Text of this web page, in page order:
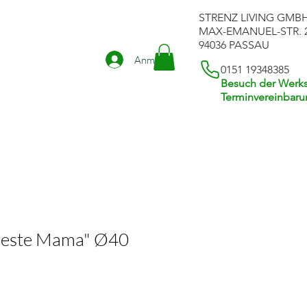
Anmelden
STRENZ LIVING
MAX-EMANUEL-STR.
94036 PASSAU
0151 19348385
Besuch der
Mama" Ø40